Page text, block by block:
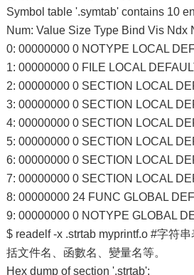
Symbol table '.symtab' contains 10
Num: Value Size Type Bind Vis Ndx
0: 00000000 0 NOTYPE LOCAL
1: 00000000 0 FILE LOCAL
2: 00000000 0 SECTION LOCAL
3: 00000000 0 SECTION LOCAL
4: 00000000 0 SECTION LOCAL
5: 00000000 0 SECTION LOCAL
6: 00000000 0 SECTION LOCAL
7: 00000000 0 SECTION LOCAL
8: 00000000 24 FUNC GLOBAL
9: 00000000 0 NOTYPE GLOBAL
$ readelf -x .strtab myprintf.o #字符
括文件名、函數名、變量名等。
Hex dump of section '.strtab':